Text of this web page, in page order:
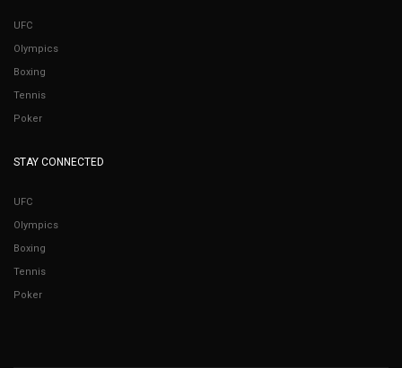
UFC
Olympics
Boxing
Tennis
Poker
STAY CONNECTED
UFC
Olympics
Boxing
Tennis
Poker